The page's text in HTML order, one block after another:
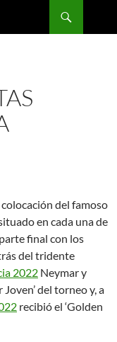
del famoso
en cada una de
final con los
del tridente
2022 Neymar y
del torneo y, a
recibió el ‘Golden